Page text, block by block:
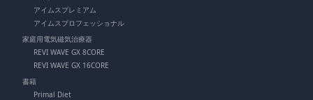
アイムスプレミアム
アイムスプロフェッショナル
家庭用電気磁気治療器
REVI WAVE GX 8CORE
REVI WAVE GX 16CORE
書籍
Primal Diet